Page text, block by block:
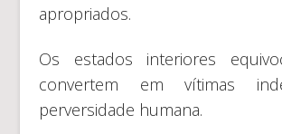
apropriados.
Os estados interiores
convertem em vítimas
perversidade humana.